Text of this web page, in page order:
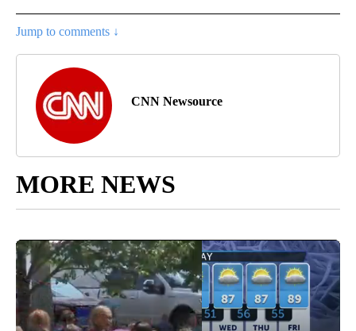
Jump to comments ↓
CNN Newsource
MORE NEWS